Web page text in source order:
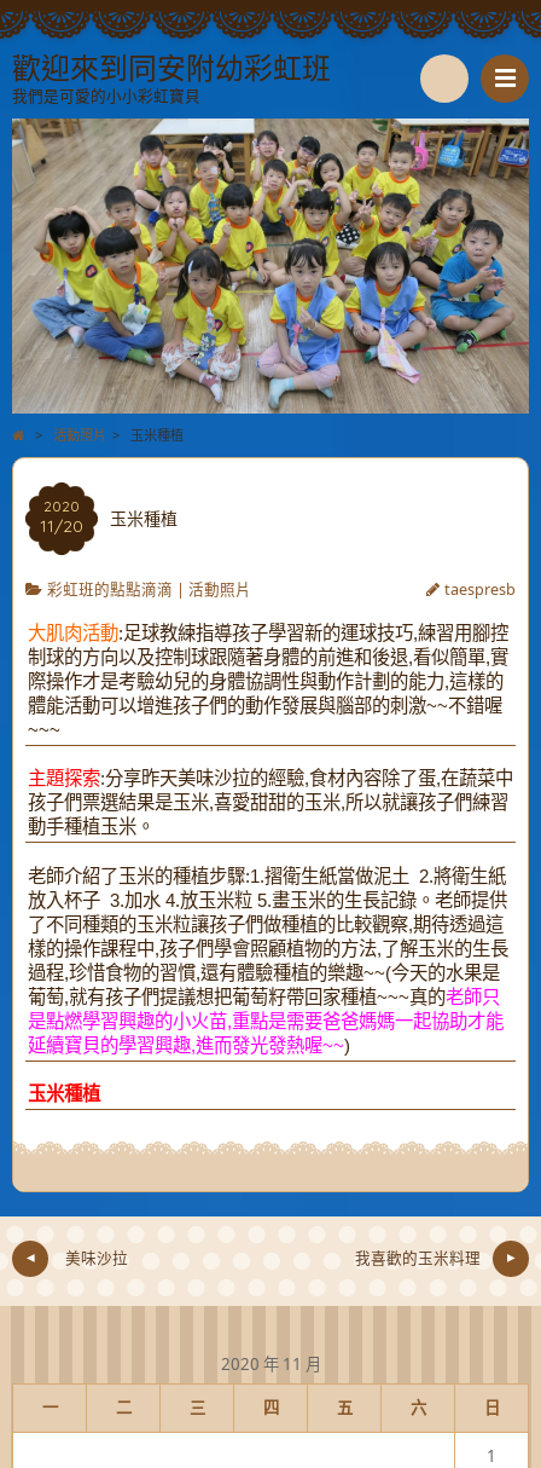
歡迎來到同安附幼彩虹班
我們是可愛的小小彩虹寶貝
S
e
a
r
c
h
> 活動照片 > 玉米種植
2020
11/20 玉米種植
彩虹班的點點滴滴 | 活動照片 taespresb
大肌肉活動:足球教練指導孩子學習新的運球技巧,練習用腳控
制球的方向以及控制球跟隨著身體的前進和後退,看似簡單,實
際操作才是考驗幼兒的身體協調性與動作計劃的能力,這樣的
體能活動可以增進孩子們的動作發展與腦部的刺激~~不錯喔
~~~
主題探索:分享昨天美味沙拉的經驗,食材內容除了蛋,在蔬菜中
孩子們票選結果是玉米,喜愛甜甜的玉米,所以就讓孩子們練習
動手種植玉米。
老師介紹了玉米的種植步驟:1.摺衛生紙當做泥土 2.將衛生紙
放入杯子 3.加水 4.放玉米粒 5.畫玉米的生長記錄。老師提供
了不同種類的玉米粒讓孩子們做種植的比較觀察,期待透過這
樣的操作課程中,孩子們學會照顧植物的方法,了解玉米的生長
過程,珍惜食物的習慣,還有體驗種植的樂趣~~(今天的水果是
葡萄,就有孩子們提議想把葡萄籽帶回家種植~~~真的老師只
是點燃學習興趣的小火苗,重點是需要爸爸媽媽一起協助才能
延續寶貝的學習興趣,進而發光發熱喔~~)
玉米種植
美味沙拉 我喜歡的玉米料理
2020 年 11 月
一
二 三 四 五 六 日
1